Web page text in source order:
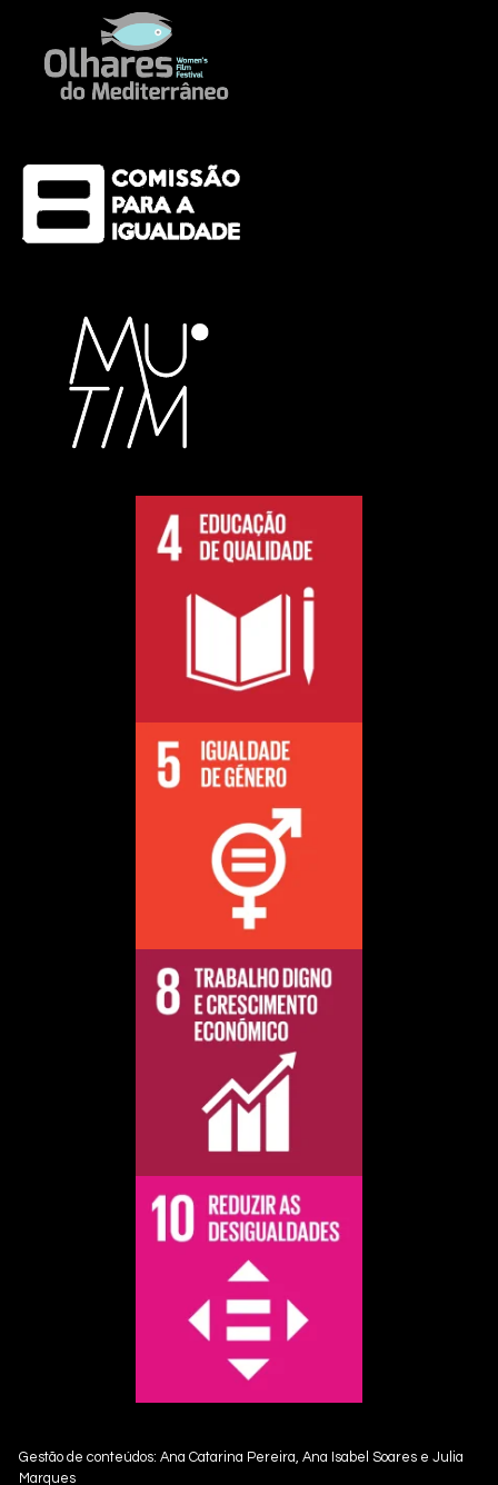
Gestão de conteúdos: Ana Catarina Pereira, Ana Isabel Soares e Julia
Marques